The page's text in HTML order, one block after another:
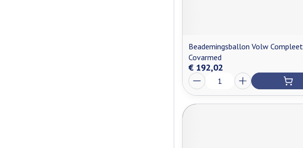
Beademingsballon Volw Compleet
Covarmed
€ 192,02
Aantal